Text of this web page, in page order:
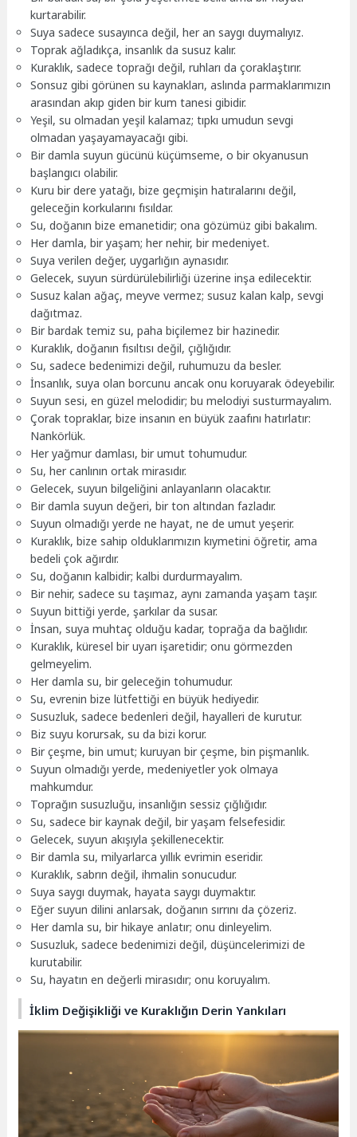
kurtarabilir.
Suya sadece susayınca değil, her an saygı duymalıyız.
Toprak ağladıkça, insanlık da susuz kalır.
Kuraklık, sadece toprağı değil, ruhları da çoraklaştırır.
Sonsuz gibi görünen su kaynakları, aslında parmaklarımızın
arasından akıp giden bir kum tanesi gibidir.
Yeşil, su olmadan yeşil kalamaz; tıpkı umudun sevgi
olmadan yaşayamayacağı gibi.
Bir damla suyun gücünü küçümseme, o bir okyanusun
başlangıcı olabilir.
Kuru bir dere yatağı, bize geçmişin hatıralarını değil,
geleceğin korkularını fısıldar.
Su, doğanın bize emanetidir; ona gözümüz gibi bakalım.
Her damla, bir yaşam; her nehir, bir medeniyet.
Suya verilen değer, uygarlığın aynasıdır.
Gelecek, suyun sürdürülebilirliği üzerine inşa edilecektir.
Susuz kalan ağaç, meyve vermez; susuz kalan kalp, sevgi
dağıtmaz.
Bir bardak temiz su, paha biçilemez bir hazinedir.
Kuraklık, doğanın fısıltısı değil, çığlığıdır.
Su, sadece bedenimizi değil, ruhumuzu da besler.
İnsanlık, suya olan borcunu ancak onu koruyarak ödeyebilir.
Suyun sesi, en güzel melodidir; bu melodiyi susturmayalım.
Çorak topraklar, bize insanın en büyük zaafını hatırlatır:
Nankörlük.
Her yağmur damlası, bir umut tohumudur.
Su, her canlının ortak mirasıdır.
Gelecek, suyun bilgeliğini anlayanların olacaktır.
Bir damla suyun değeri, bir ton altından fazladır.
Suyun olmadığı yerde ne hayat, ne de umut yeşerir.
Kuraklık, bize sahip olduklarımızın kıymetini öğretir, ama
bedeli çok ağırdır.
Su, doğanın kalbidir; kalbi durdurmayalım.
Bir nehir, sadece su taşımaz, aynı zamanda yaşam taşır.
Suyun bittiği yerde, şarkılar da susar.
İnsan, suya muhtaç olduğu kadar, toprağa da bağlıdır.
Kuraklık, küresel bir uyarı işaretidir; onu görmezden
gelmeyelim.
Her damla su, bir geleceğin tohumudur.
Su, evrenin bize lütfettiği en büyük hediyedir.
Susuzluk, sadece bedenleri değil, hayalleri de kurutur.
Biz suyu korursak, su da bizi korur.
Bir çeşme, bin umut; kuruyan bir çeşme, bin pişmanlık.
Suyun olmadığı yerde, medeniyetler yok olmaya
mahkumdur.
Toprağın susuzluğu, insanlığın sessiz çığlığıdır.
Su, sadece bir kaynak değil, bir yaşam felsefesidir.
Gelecek, suyun akışıyla şekillenecektir.
Bir damla su, milyarlarca yıllık evrimin eseridir.
Kuraklık, sabrın değil, ihmalin sonucudur.
Suya saygı duymak, hayata saygı duymaktır.
Eğer suyun dilini anlarsak, doğanın sırrını da çözeriz.
Her damla su, bir hikaye anlatır; onu dinleyelim.
Susuzluk, sadece bedenimizi değil, düşüncelerimizi de
kurutabilir.
Su, hayatın en değerli mirasıdır; onu koruyalım.
İklim Değişikliği ve Kuraklığın Derin Yankıları